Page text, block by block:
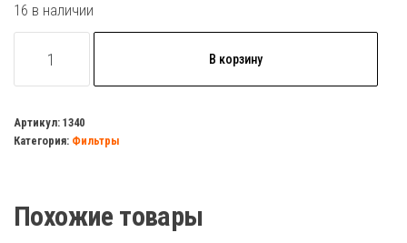
16 в наличии
товара
магистральный
10"
10SL
В корзину
Артикул: 1340
Категория: Фильтры
Похожие товары